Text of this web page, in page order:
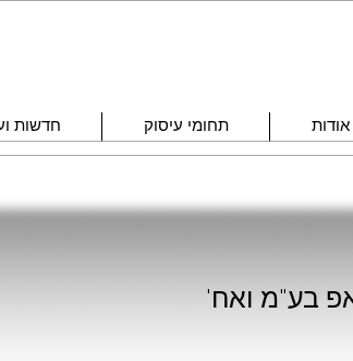
חדשות תחומי עיסוק אודות